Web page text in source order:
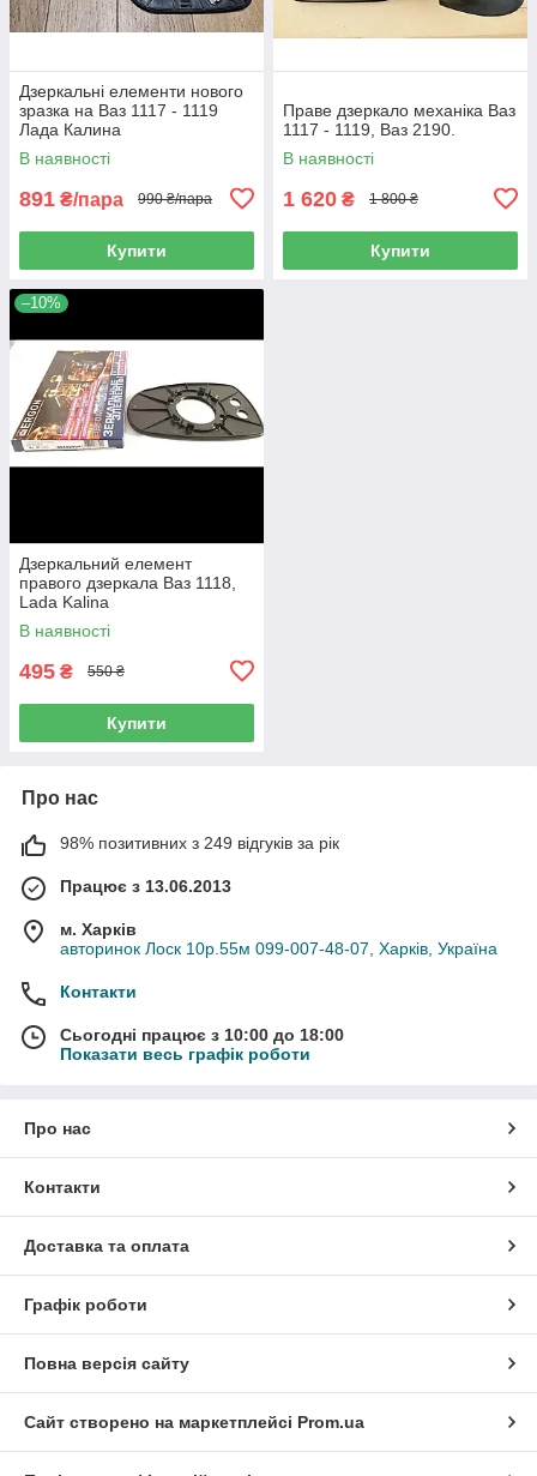
Дзеркальні елементи нового
зразка на Ваз 1117 - 1119
Лада Калина
В наявності
891 ₴/пара 990 ₴/пара
Купити
Праве дзеркало механіка Ваз
1117 - 1119, Ваз 2190.
В наявності
1 620 ₴ 1 800 ₴
Купити
–10%
Дзеркальний елемент
правого дзеркала Ваз 1118,
Lada Kalina
В наявності
495 ₴ 550 ₴
Купити
Про нас
98% позитивних з 249 відгуків за рік
Працює з 13.06.2013
м. Харків
авторинок Лоск 10р.55м 099-007-48-07, Харків, Україна
Контакти
Сьогодні працює з 10:00 до 18:00
Показати весь графік роботи
Про нас
Контакти
Доставка та оплата
Графік роботи
Повна версія сайту
Сайт створено на маркетплейсі Prom.ua